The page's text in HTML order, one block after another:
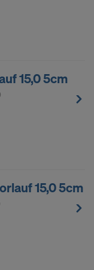
15,0 5cm
15,0 5cm